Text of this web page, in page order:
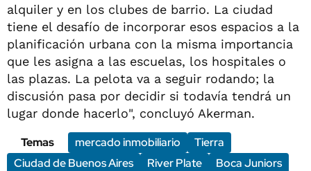
alquiler y en los clubes de barrio. La ciudad
tiene el desafío de incorporar esos espacios a la
planificación urbana con la misma importancia
que les asigna a las escuelas, los hospitales o
las plazas. La pelota va a seguir rodando; la
discusión pasa por decidir si todavía tendrá un
lugar donde hacerlo", concluyó Akerman.
Temas
mercado inmobiliario
Tierra
Ciudad de Buenos Aires
River Plate
Boca Juniors